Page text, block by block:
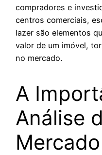
compradores e
centros comerciais,
lazer são elementos
valor de um imóvel,
no mercado.
A
Análise
Mercado